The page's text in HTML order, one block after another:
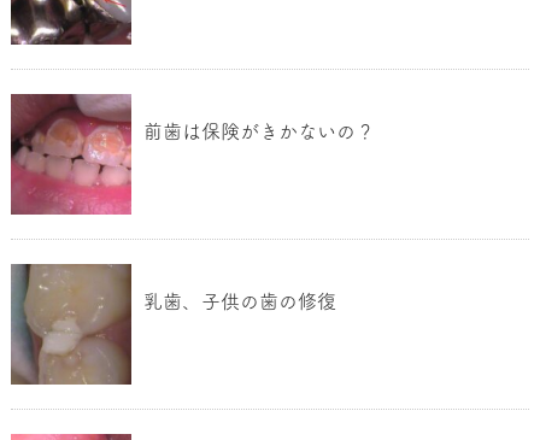
前歯は保険がきかないの？
乳歯、子供の歯の修復